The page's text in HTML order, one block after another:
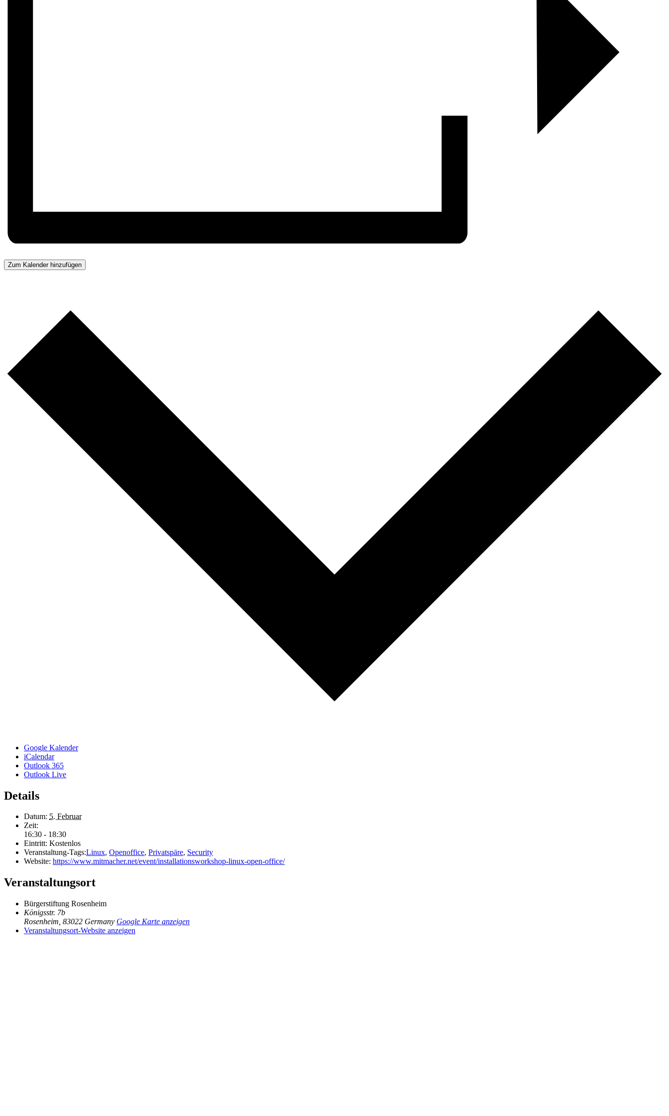
Zum Kalender hinzufügen
Google Kalender
iCalendar
Outlook 365
Outlook Live
Details
Datum: 5. Februar
Zeit:
16:30 - 18:30
Eintritt: Kostenlos
Veranstaltung-Tags:Linux, Openoffice, Privatspäre, Security
Website: https://www.mitmacher.net/event/installationsworkshop-linux-open-office/
Veranstaltungsort
Bürgerstiftung Rosenheim
Königsstr. 7b
Rosenheim 83022 Germany Google Karte anzeigen
Veranstaltungsort-Website anzeigen